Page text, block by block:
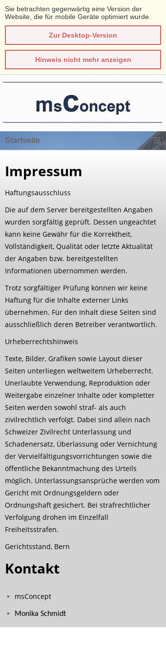
Sie betrachten gegenwärtig eine Version der
Website, die für mobile Geräte optimiert wurde.
Zur Desktop-Version
Hinweis nicht mehr anzeigen
Startseite
Impressum
Haftungsausschluss
Die auf dem Server bereitgestellten Angaben
wurden sorgfältig geprüft. Dessen ungeachtet
kann keine Gewähr für die Korrektheit,
Vollständigkeit, Qualität oder letzte Aktualität
der Angaben bzw. bereitgestellten
Informationen übernommen werden.
Trotz sorgfältiger Prüfung können wir keine
Haftung für die Inhalte externer Links
übernehmen. Für den Inhalt diese Seiten sind
ausschließlich deren Betreiber verantwortlich.
Urheberrechtshinweis
Texte, Bilder, Grafiken sowie Layout dieser
Seiten unterliegen weltweitem Urheberrecht.
Unerlaubte Verwendung, Reproduktion oder
Weitergabe einzelner Inhalte oder kompletter
Seiten werden sowohl straf- als auch
zivilrechtlich verfolgt. Dabei sind allein nach
Schweizer Zivilrecht Unterlassung und
Schadenersatz, Überlassung oder Vernichtung
der Vervielfältigungsvorrichtungen sowie die
öffentliche Bekanntmachung des Urteils
möglich. Unterlassungsansprüche werden vom
Gericht mit Ordnungsgeldern oder
Ordnungshaft gesichert. Bei strafrechtlicher
Verfolgung drohen im Einzelfall
Freiheitsstrafen.
Gerichtsstand, Bern
Kontakt
msConcept
Monika Schmidt
Waldeggstrasse 12